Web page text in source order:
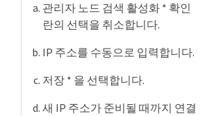
관리자 노드 검색 활성화 * 확인
란의 선택을 취소합니다.
IP 주소를 수동으로 입력합니다.
저장 * 을 선택합니다.
새 IP 주소가 준비될 때까지 연결